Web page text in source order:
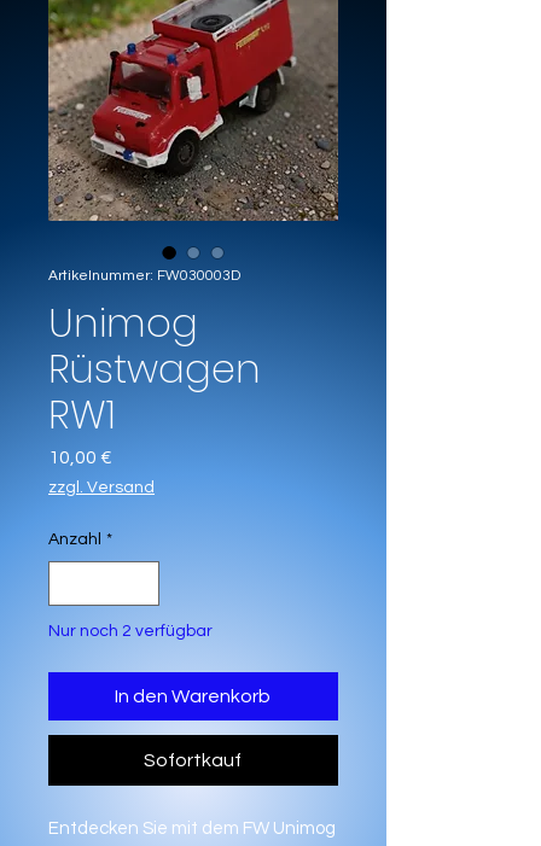
Artikelnummer: FW030003D
Unimog
Rüstwagen
RW1
10,00 €
zzgl. Versand
Anzahl *
Nur noch 2 verfügbar
In den Warenkorb
Sofortkauf
Entdecken Sie mit dem FW Unimog